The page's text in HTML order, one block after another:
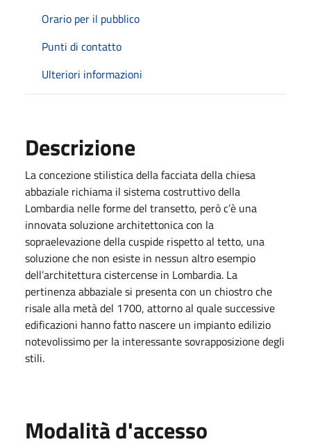
Orario per il pubblico
Punti di contatto
Ulteriori informazioni
Descrizione
La concezione stilistica della facciata della chiesa
abbaziale richiama il sistema costruttivo della
Lombardia nelle forme del transetto, però c’è una
innovata soluzione architettonica con la
sopraelevazione della cuspide rispetto al tetto, una
soluzione che non esiste in nessun altro esempio
dell’architettura cistercense in Lombardia. La
pertinenza abbaziale si presenta con un chiostro che
risale alla metà del 1700, attorno al quale successive
edificazioni hanno fatto nascere un impianto edilizio
notevolissimo per la interessante sovrapposizione degli
stili.
Modalità d'accesso